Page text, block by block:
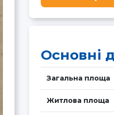
Основні
Загальна площа
Житлова площа